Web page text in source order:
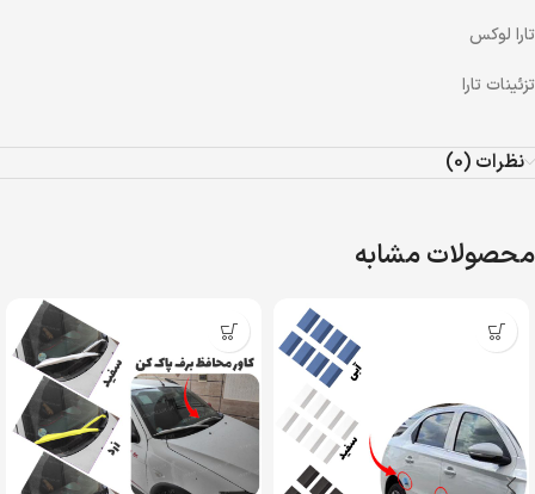
تارا لوکس
تزئینات تارا
نظرات (0)
محصولات مشابه